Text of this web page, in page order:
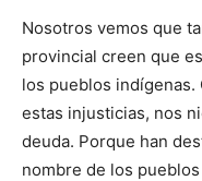
Nosotros vemos que
provincial creen que
los pueblos
estas injusticias, nos
deuda. Porque han
nombre de los